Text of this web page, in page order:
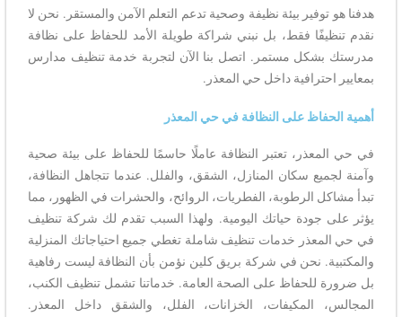
هدفنا هو توفير بيئة نظيفة وصحية تدعم التعلم الآمن والمستقر. نحن لا
نقدم تنظيفًا فقط، بل نبني شراكة طويلة الأمد للحفاظ على نظافة
مدرستك بشكل مستمر. اتصل بنا الآن لتجربة خدمة تنظيف مدارس
بمعايير احترافية داخل حي المعذر.
أهمية الحفاظ على النظافة في حي المعذر
في حي المعذر، تعتبر النظافة عاملًا حاسمًا للحفاظ على بيئة صحية
وآمنة لجميع سكان المنازل، الشقق، والفلل. عندما تتجاهل النظافة،
تبدأ مشاكل الرطوبة، الفطريات، الروائح، والحشرات في الظهور، مما
يؤثر على جودة حياتك اليومية. ولهذا السبب تقدم لك شركة تنظيف
في حي المعذر خدمات تنظيف شاملة تغطي جميع احتياجاتك المنزلية
والمكتبية. نحن في شركة بريق كلين نؤمن بأن النظافة ليست رفاهية
بل ضرورة للحفاظ على الصحة العامة. خدماتنا تشمل تنظيف الكنب،
المجالس، المكيفات، الخزانات، الفلل، والشقق داخل المعذر.